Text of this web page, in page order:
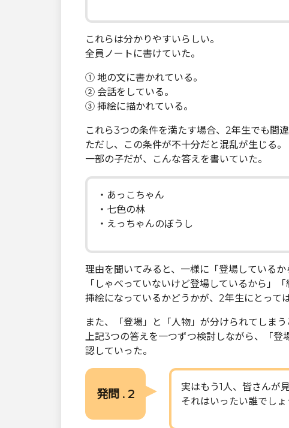
これらは分かりやすいらしい。
全員ノートに書けていた。
① 地の文に書かれている。
② 会話をしている。
③ 挿絵に描かれている。
これら3つの条件を満たす場合、2年生でも間違
ただし、この条件が不十分だと混乱が生じる。
一部の子だが、こんな答えを書いていた。
・あっこちゃん
・七色の林
・えっちゃんのぼうし
理由を聞いてみると、一様に「登場しているか
「しゃべっていないけど登場しているから」
挿絵になっているかどうかが、2年生にとって
また、「登場」と「人物」が分けられてしま
上記3つの答えを一つずつ検討しながら、「登
認していった。
発問 . 2
実はもう1人、皆さんが
それはいったい誰でしょ